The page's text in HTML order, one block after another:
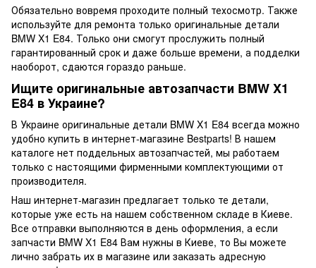
Обязательно вовремя проходите полный техосмотр. Также
используйте для ремонта только оригинальные детали
BMW X1 E84. Только они смогут прослужить полный
гарантированный срок и даже больше времени, а подделки
наоборот, сдаются гораздо раньше.
Ищите оригинальные автозапчасти BMW X1
E84 в Украине?
В Украине оригинальные детали BMW X1 E84 всегда можно
удобно купить в интернет-магазине Bestparts! В нашем
каталоге нет поддельных автозапчастей, мы работаем
только с настоящими фирменными комплектующими от
производителя.
Наш интернет-магазин предлагает только те детали,
которые уже есть на нашем собственном складе в Киеве.
Все отправки выполняются в день оформления, а если
запчасти BMW X1 E84 Вам нужны в Киеве, то Вы можете
лично забрать их в магазине или заказать адресную